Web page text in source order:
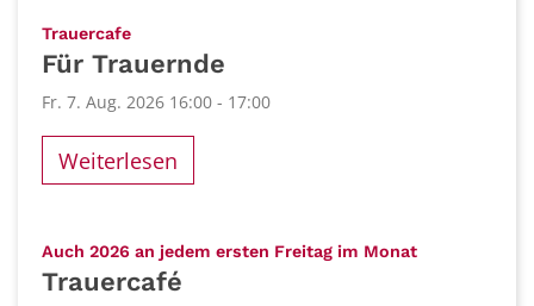
Trauercafe:
Für Trauernde
Fr. 7. Aug. 2026 16:00 - 17:00
Weiterlesen
Auch 2026 an jedem ersten Freitag im Monat:
Trauercafé